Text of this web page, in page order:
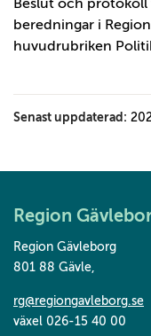
Beslut och protokoll
beredningar i
huvudrubriken
Senast uppdaterad:
Region
Region Gävleborg
801 88 Gävle,
rg@regiongavleborg.se
växel 026-15 40 00